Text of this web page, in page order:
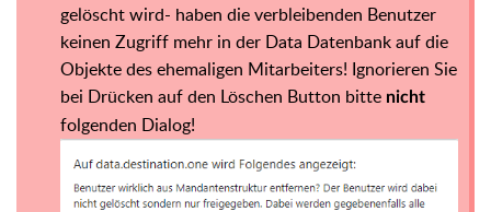
gelöscht wird- haben die verbleibenden Benutzer
keinen Zugriff mehr in der Data Datenbank auf die
Objekte des ehemaligen Mitarbeiters! Ignorieren Sie
bei Drücken auf den Löschen Button bitte nicht
folgenden Dialog!